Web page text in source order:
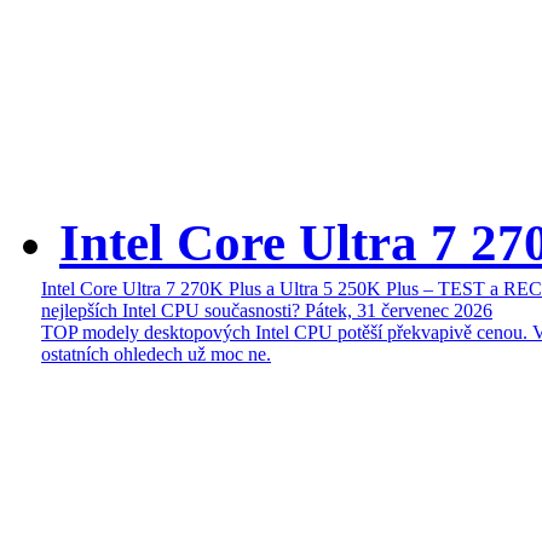
Intel Core Ultra 7
Intel Core Ultra 7 270K Plus a Ultra 5 250K Plus – TEST a
nejlepších Intel CPU současnosti? Pátek, 31 červenec 2026
TOP modely desktopových Intel CPU potěší překvapivě cenou.
ostatních ohledech už moc ne.